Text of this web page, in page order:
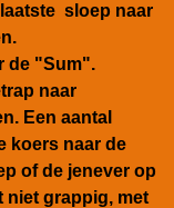
sloep naar
de "Sum".
naar
Een aantal
koers naar de
of de jenever op
niet grappig, met